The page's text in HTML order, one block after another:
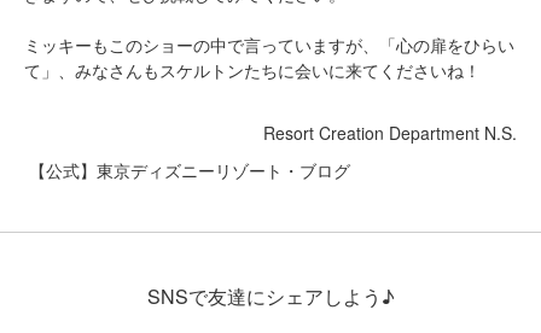
ミッキーもこのショーの中で言っていますが、「心の扉をひらい
て」、みなさんもスケルトンたちに会いに来てくださいね！
Resort Creation Department N.S.
【公式】東京ディズニーリゾート・ブログ
SNSで友達にシェアしよう♪